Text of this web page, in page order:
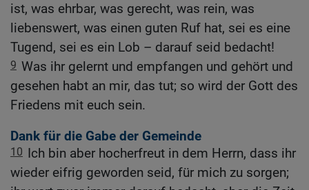
ist, was ehrbar, was gerecht, was rein, was
liebenswert, was einen guten Ruf hat, sei es eine
Tugend, sei es ein Lob – darauf seid bedacht!
9 Was ihr gelernt und empfangen und gehört und
gesehen habt an mir, das tut; so wird der Gott des
Friedens mit euch sein.
Dank für die Gabe der Gemeinde
10 Ich bin aber hocherfreut in dem Herrn, dass ihr
wieder eifrig geworden seid, für mich zu sorgen;